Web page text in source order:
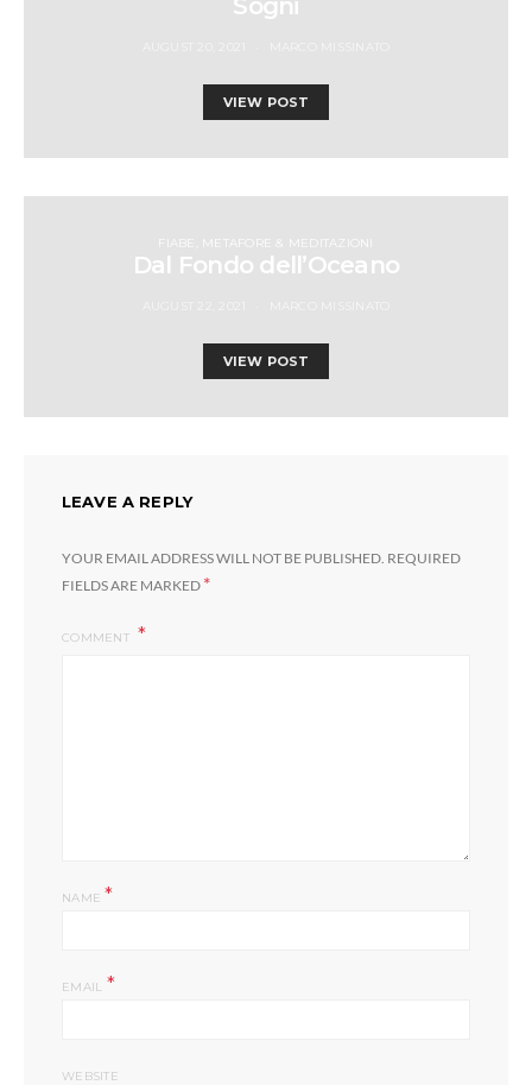
Sogni
VIEW POST
FIABE, METAFORE & MEDITAZIONI
Dal Fondo dell’Oceano
VIEW POST
LEAVE A REPLY
YOUR EMAIL ADDRESS WILL NOT BE PUBLISHED. REQUIRED
FIELDS ARE MARKED *
COMMENT
NAME *
EMAIL *
WEBSITE